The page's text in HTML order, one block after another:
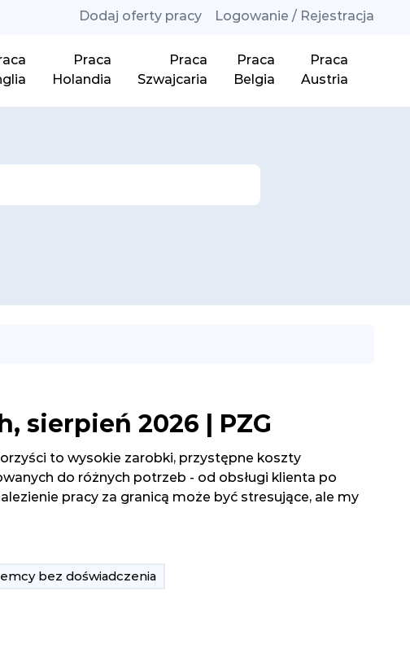
Dodaj oferty pracy Logowanie / Rejestracja
Praca
Holandia
Praca
Szwajcaria
Praca
Belgia
Praca
Austria
sierpień 2026 | PZG
to wysokie zarobki, przystępne koszty
do różnych potrzeb - od obsługi klienta po
pracy za granicą może być stresujące, ale my
bez doświadczenia